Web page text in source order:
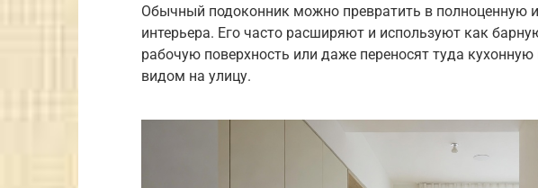
Обычный подоконник можно превратить в полноценную
интерьера. Его часто расширяют и используют как
рабочую поверхность или даже переносят туда
видом на улицу.